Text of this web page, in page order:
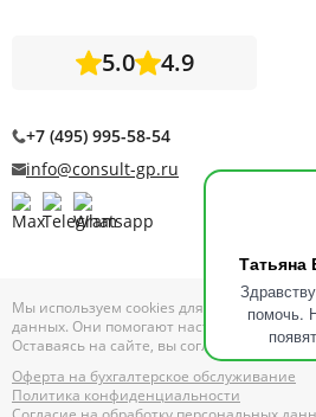
Татьяна
помочь.
5.0 4.9
+7 (495) 995-58-54
info@consult-gp.ru
Мы используем cookies для сбора
данных. Они помогают настраивать
Оставаясь на сайте, вы соглашаетесь на
Оферта на бухгалтерское обслуживание
Политика конфиденциальности